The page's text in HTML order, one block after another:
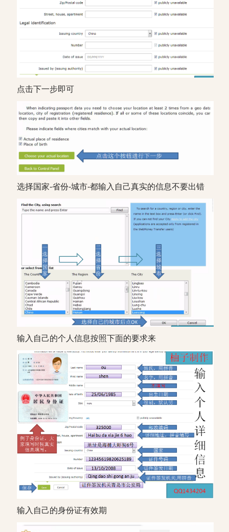
点击下一步即可
选择国家-省份-城市-都输入自己真实的信息不要出错
输入自己的个人信息按照下面的要求来
输入自己的身份证有效期